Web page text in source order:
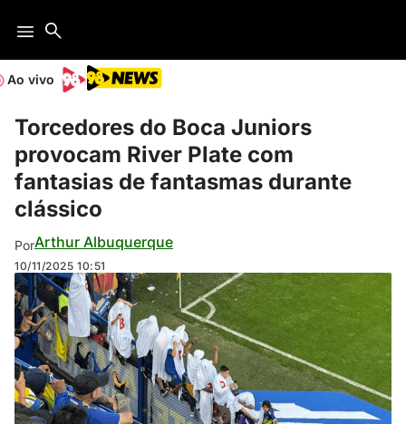
Ao vivo
Torcedores do Boca Juniors
provocam River Plate com
fantasias de fantasmas durante
clássico
PorArthur Albuquerque
10/11/2025 10:51